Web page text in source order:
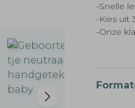
-Snelle
-Kies uit
-Onze